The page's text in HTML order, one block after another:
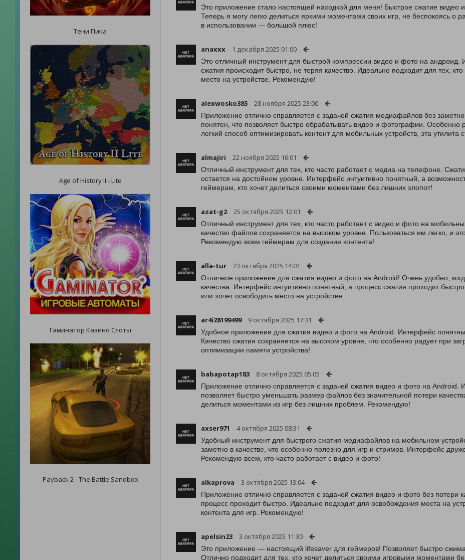
Тени Пика
Age of History II - Lite
Гаминатор Казино Слоты
Payback 2 - The Battle Sandbox
Это приложение стало настоящей находкой для меня! Быстрое сжатие видео
Теперь я могу легко делиться яркими моментами своих игр, не беспокоясь о
в использовании — большой плюс!
anaxxx 1 декабря 2025 01:00
Это отличный инструмент для быстрой компрессии видео и фото на андроид.
сжатия происходит быстро, не теряя качество. Идеально подходит для тех,
место на устройстве. Рекомендую!
alexwosko385 28 ноября 2025 23:00
Приложение отлично справляется с задачей сжатия медиафайлов без
понятен, что позволяет быстро обрабатывать видео и фотографии. Особенно
легкий способ оптимизировать контент для мобильных устройств, эта
almajiri 22 ноября 2025 16:01
Отличный инструмент для тех, кто часто работает с медиа на телефоне.
остается на достойном уровне. Интерфейс интуитивно понятный, а
геймерам, кто хочет делиться своими моментами без лишних хлопот!
azat-g2 25 октября 2025 12:01
Отличный инструмент для тех, кто часто работает с видео и фото на
качество файлов сохраняется на высоком уровне. Пользоваться им легко, и
Рекомендую всем геймерам для создания контента!
alla-tur 23 октября 2025 14:01
Отличное приложение для сжатия видео и фото на Android! Очень удобно,
качества. Интерфейс интуитивно понятный, а процесс сжатия проходит
или хочет освободить место на устройстве.
ar4i28199499 9 октября 2025 17:31
Удобное приложение для сжатия видео и фото на Android. Интерфейс
Качество сжатия сохраняется на высоком уровне, что особенно радует при
оптимизации памяти устройства!
babapotap183 8 октября 2025 05:05
Приложение отлично справляется с задачей сжатия видео и фото на Android.
позволяет быстро уменьшать размер файлов без значительной потери
делиться моментами из игр без лишних проблем. Рекомендую!
axser971 4 октября 2025 08:31
Удобный инструмент для быстрого сжатия медиафайлов на мобильном
заметно в качестве, что особенно полезно для игр и стримов. Интерфейс
Рекомендую всем, кто часто работает с видео и фото!
alkaprova 3 октября 2025 13:04
Приложение отлично справляется с задачей сжатия видео и фото без потери
процесс проходит быстро. Идеально подходит для освобождения места на
контента для игр. Рекомендую!
apelsin23 3 октября 2025 11:30
Это приложение — настоящий lifesaver для геймеров! Позволяет быстро
Отлично подходит для тех, кто хочет делиться своими игровыми моментами